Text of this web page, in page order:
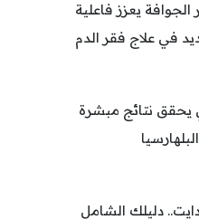
يعزز فاعلية
في علاج فقر الدم
يحقق نتائج مبشرة
دليلك الشامل